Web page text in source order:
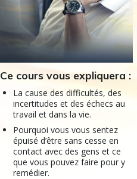
Ce cours vous expliquera :
La cause des difficultés, des
incertitudes et des échecs au
travail et dans la vie.
Pourquoi vous vous sentez
épuisé d’être sans cesse en
contact avec des gens et ce
que vous pouvez faire pour y
remédier.